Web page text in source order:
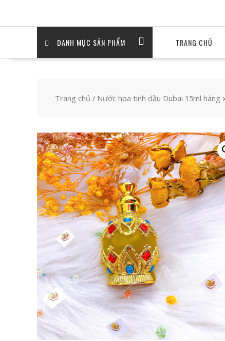
DANH MỤC SẢN PHẨM TRANG CHỦ
Trang chủ / Nước hoa tinh dầu Dubai 15ml hàng